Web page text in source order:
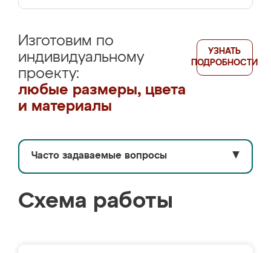
Изготовим по
индивидуальному
проекту:
любые размеры, цвета
и материалы
УЗНАТЬ
ПОДРОБНОСТИ
Часто задаваемые вопросы ▼
Схема работы